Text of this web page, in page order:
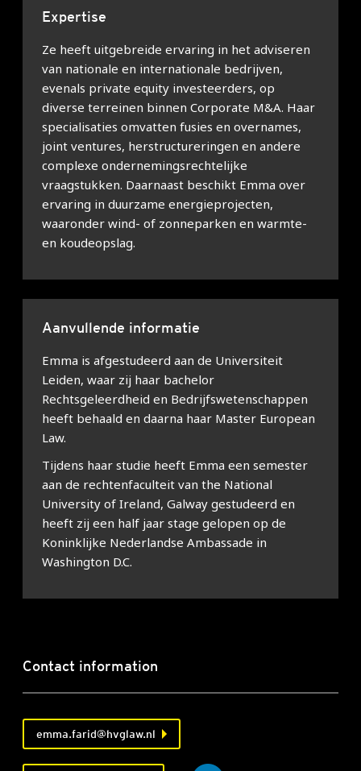
Expertise
Ze heeft uitgebreide ervaring in het adviseren
van nationale en internationale bedrijven,
evenals private equity investeerders, op
diverse terreinen binnen Corporate M&A. Haar
specialisaties omvatten fusies en overnames,
joint ventures, herstructureringen en andere
complexe ondernemingsrechtelijke
vraagstukken. Daarnaast beschikt Emma over
ervaring in duurzame energieprojecten,
waaronder wind- of zonneparken en warmte-
en koudeopslag.
Aanvullende informatie
Emma is afgestudeerd aan de Universiteit
Leiden, waar zij haar bachelor
Rechtsgeleerdheid en Bedrijfswetenschappen
heeft behaald en daarna haar Master European
Law.
Tijdens haar studie heeft Emma een semester
aan de rechtenfaculteit van the National
University of Ireland, Galway gestudeerd en
heeft zij een half jaar stage gelopen op de
Koninklijke Nederlandse Ambassade in
Washington D.C.
Contact information
emma.farid@hvglaw.nl